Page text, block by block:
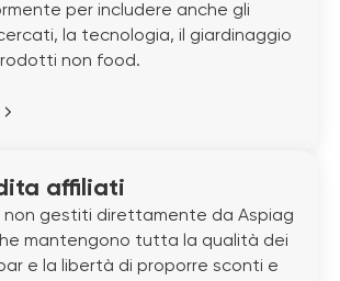
per includere anche gli
la tecnologia, il giardinaggio
non food.
affiliati
non gestiti direttamente da Aspiag
mantengono tutta la qualità dei
e la libertà di proporre sconti e